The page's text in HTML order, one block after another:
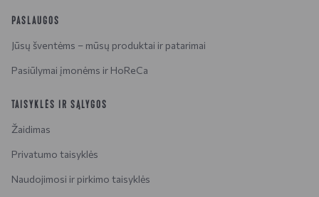
PASLAUGOS
Jūsų šventėms – mūsų produktai ir patarimai
Pasiūlymai įmonėms ir HoReCa
TAISYKLĖS IR SĄLYGOS
Žaidimas
Privatumo taisyklės
Naudojimosi ir pirkimo taisyklės